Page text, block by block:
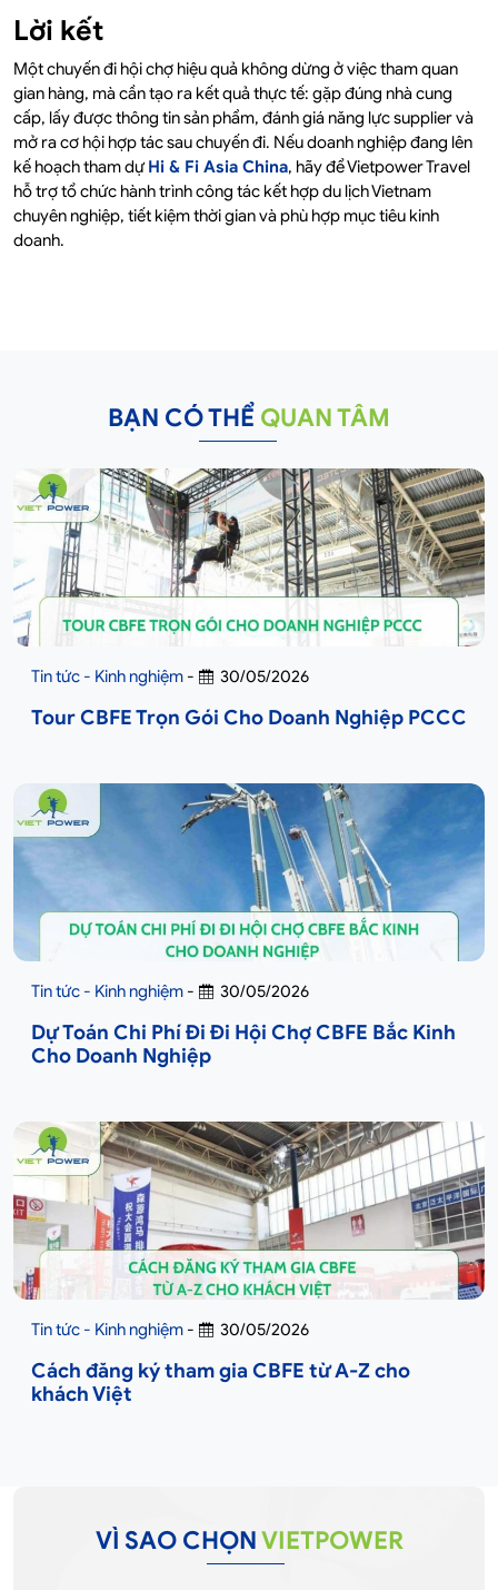
Lời kết
Một chuyến đi hội chợ hiệu quả không dừng ở việc tham quan
gian hàng, mà cần tạo ra kết quả thực tế: gặp đúng nhà cung
cấp, lấy được thông tin sản phẩm, đánh giá năng lực supplier và
mở ra cơ hội hợp tác sau chuyến đi. Nếu doanh nghiệp đang lên
kế hoạch tham dựHi & Fi Asia China, hãy để Vietpower Travel
hỗ trợ tổ chức hành trình công tác kết hợp du lịch Vietnam
chuyên nghiệp, tiết kiệm thời gian và phù hợp mục tiêu kinh
doanh.
BẠN CÓ THỂ QUAN TÂM
Tin tức - Kinh nghiệm - 30/05/2026
Tour CBFE Trọn Gói Cho Doanh Nghiệp PCCC
Tin tức - Kinh nghiệm - 30/05/2026
Dự Toán Chi Phí Đi Đi Hội Chợ CBFE Bắc Kinh
Cho Doanh Nghiệp
Tin tức - Kinh nghiệm - 30/05/2026
Cách đăng ký tham gia CBFE từ A-Z cho
khách Việt
VÌ SAO CHỌNVIETPOWER